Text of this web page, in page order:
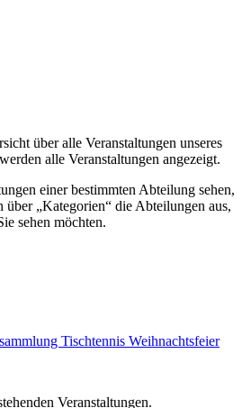
über alle Veranstaltungen unseres
alle Veranstaltungen angezeigt.
einer bestimmten Abteilung sehen,
„Kategorien“ die Abteilungen aus,
sehen möchten.
Tischtennis Weihnachtsfeier
Veranstaltungen.